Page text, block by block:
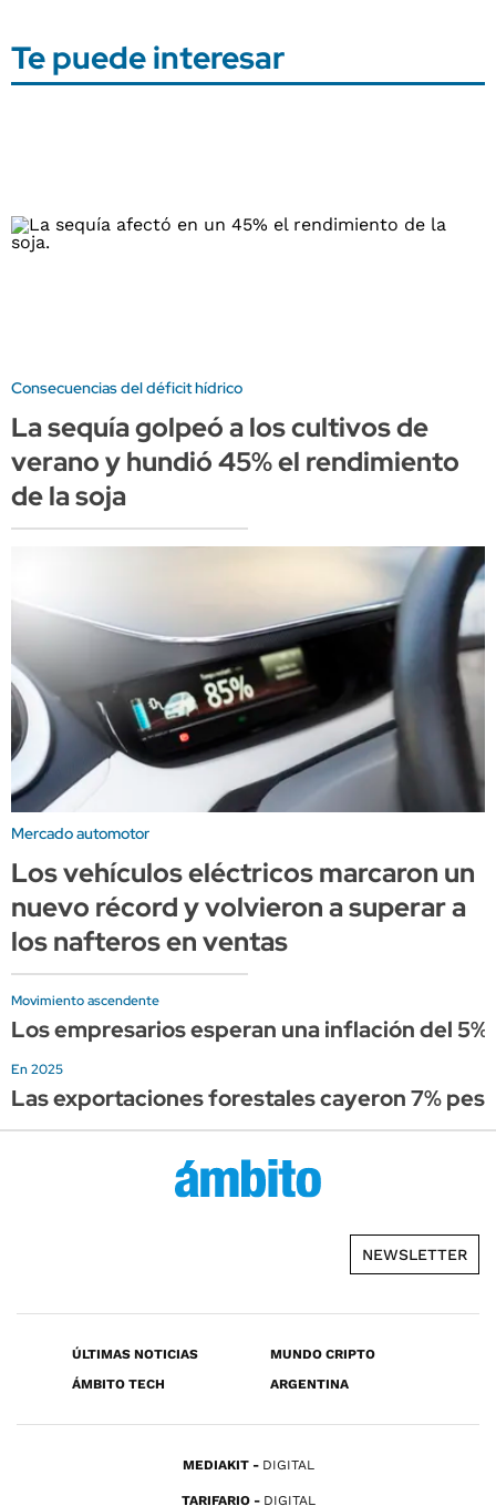
Te puede interesar
Consecuencias del déficit hídrico
La sequía golpeó a los cultivos de
verano y hundió 45% el rendimiento
de la soja
Mercado automotor
Los vehículos eléctricos marcaron un
nuevo récord y volvieron a superar a
los nafteros en ventas
Movimiento ascendente
Los empresarios esperan una inflación del
En 2025
Las exportaciones forestales cayeron 7%
NEWSLETTER
ÚLTIMAS NOTICIAS
MUNDO CRIPTO
ÁMBITO TECH
ARGENTINA
MEDIAKIT DIGITAL
TARIFARIO DIGITAL